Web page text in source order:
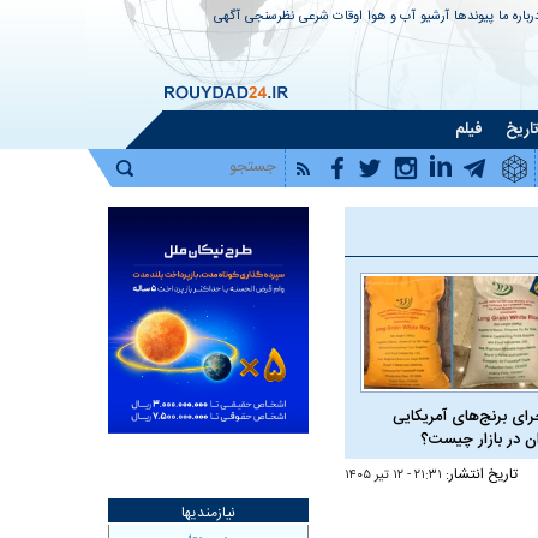
ما پیوندها آرشیو آب و هوا اوقات شرعی نظرسنجی آگهی
تاریخ فیلم
برنج‌های آمریکایی
در بازار چیست؟
تاریخ انتشار: ۲۱:۳۱ - ۱۲ تير ۱۴۰۵
نیازمندیها